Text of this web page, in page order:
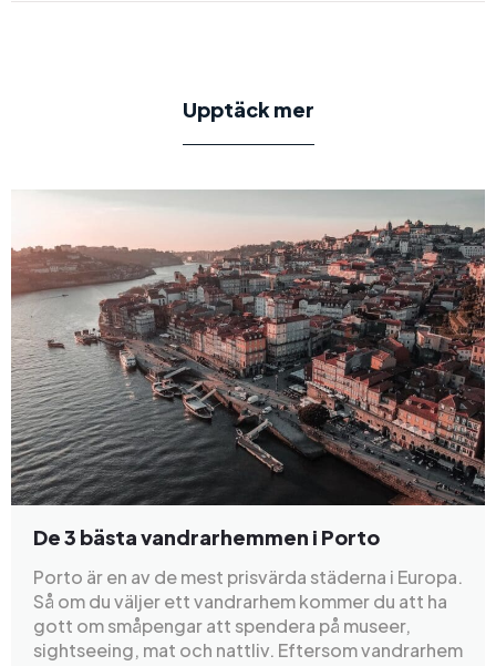
Upptäck mer
De 3 bästa vandrarhemmen i Porto
Porto är en av de mest prisvärda städerna i Europa.
Så om du väljer ett vandrarhem kommer du att ha
gott om småpengar att spendera på museer,
sightseeing, mat och nattliv. Eftersom vandrarhem